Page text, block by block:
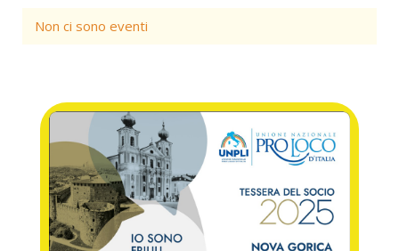
Non ci sono eventi